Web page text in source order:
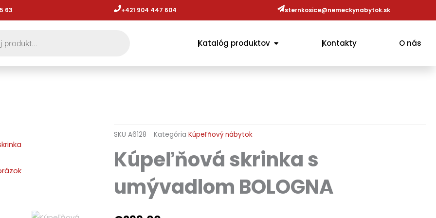
63 +421 904 447 604​ sternkosice@nemeckynabytok.sk
Katalóg produktov OPEN KATALÓG PRODUKTOV
Kontakty O nás
SKU A6128 Kategória Kúpeľňový nábytok
Kúpeľňová skrinka s
umývadlom BOLOGNA